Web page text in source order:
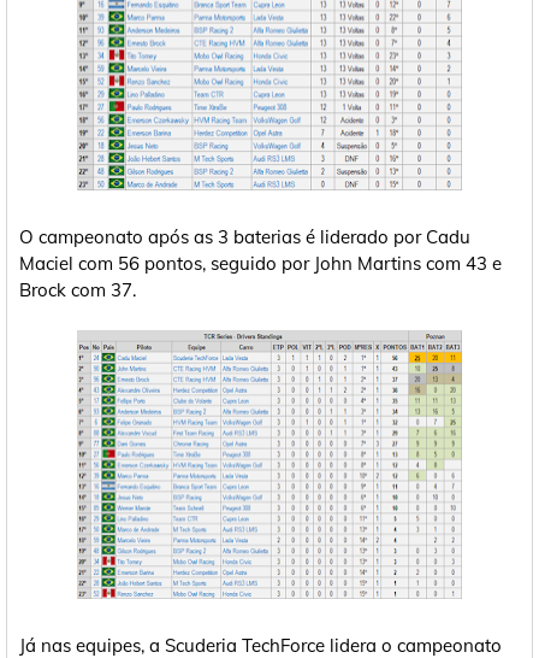
O campeonato após as 3 baterias é liderado por Cadu
Maciel com 56 pontos, seguido por John Martins com 43 e
Brock com 37.
Já nas equipes, a Scuderia TechForce lidera o campeonato